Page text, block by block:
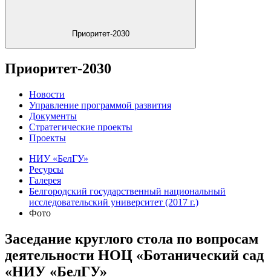
Приоритет-2030
Приоритет-2030
Новости
Управление программой развития
Документы
Стратегические проекты
Проекты
НИУ «БелГУ»
Ресурсы
Галерея
Белгородский государственный национальный
исследовательский университет (2017 г.)
Фото
Заседание круглого стола по вопросам
деятельности НОЦ «Ботанический сад
«НИУ «БелГУ»